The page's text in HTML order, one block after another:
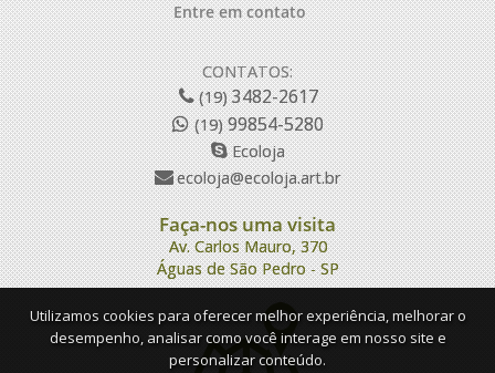
Entre em contato
CONTATOS:
(19)3482-2617
(19)99854-5280
Ecoloja
ecoloja@ecoloja.art.br
Faça-nos uma visita
Av. Carlos Mauro, 370
Águas de São Pedro - SP
Utilizamos cookies para oferecer melhor experiência, melhorar o
desempenho, analisar como você interage em nosso site e
personalizar conteúdo.